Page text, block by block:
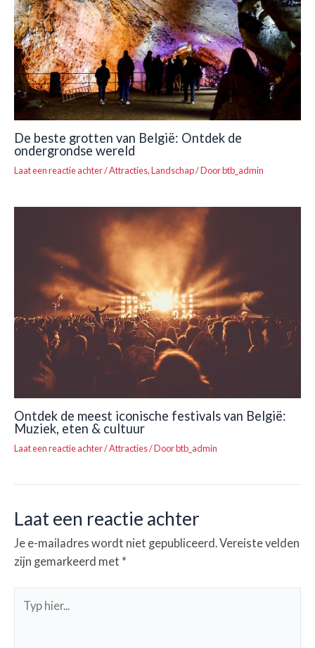
De beste grotten van België: Ontdek de
ondergrondse wereld
Laat een reactie achter/Attracties,Landschap/ Doorbtb_admin
Ontdek de meest iconische festivals van België:
Muziek, eten & cultuur
Laat een reactie achter/Attracties/ Doorbtb_admin
Laat een reactie achter
Je e-mailadres wordt niet gepubliceerd. Vereiste velden
zijn gemarkeerd met *
hier...